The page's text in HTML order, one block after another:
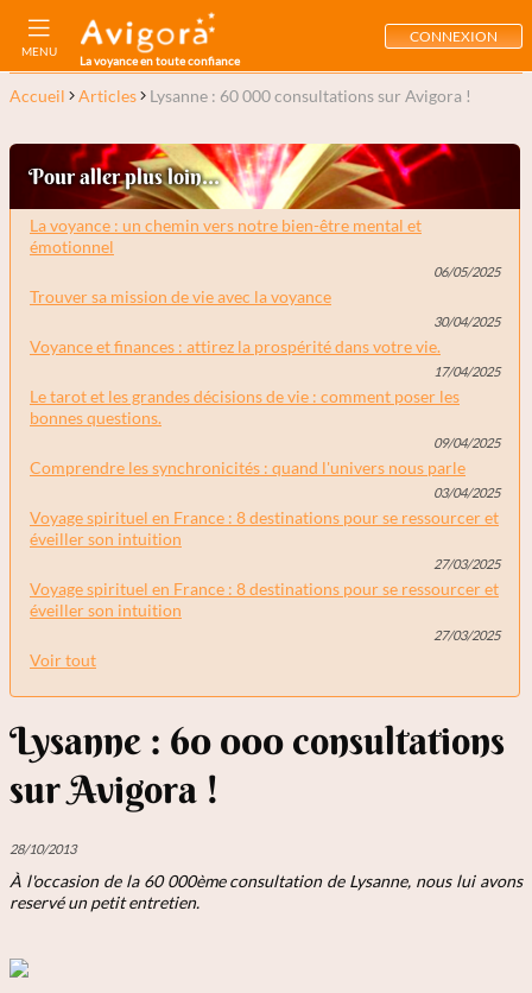
MENU
La voyance en toute confiance
CONNEXION
Accueil Articles Lysanne : 60 000 consultations sur Avigora !
Pour aller plus loin...
La voyance : un chemin vers notre bien-être mental et
émotionnel
06/05/2025
Trouver sa mission de vie avec la voyance
30/04/2025
Voyance et finances : attirez la prospérité dans votre vie.
17/04/2025
Le tarot et les grandes décisions de vie : comment poser les
bonnes questions.
09/04/2025
Comprendre les synchronicités : quand l'univers nous parle
03/04/2025
Voyage spirituel en France : 8 destinations pour se ressourcer et
éveiller son intuition
27/03/2025
Voyage spirituel en France : 8 destinations pour se ressourcer et
éveiller son intuition
27/03/2025
Voir tout
Lysanne : 60 000 consultations
sur Avigora !
28/10/2013
À l'occasion de la 60 000ème consultation de Lysanne, nous lui avons
reservé un petit entretien.